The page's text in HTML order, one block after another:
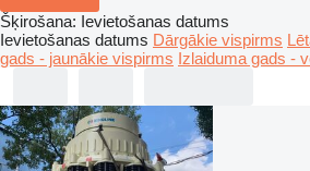
Šķirošana: Ievietošanas datums
Ievietošanas datums Dārgākie vispirms
gads - jaunākie vispirms Izlaiduma gads -